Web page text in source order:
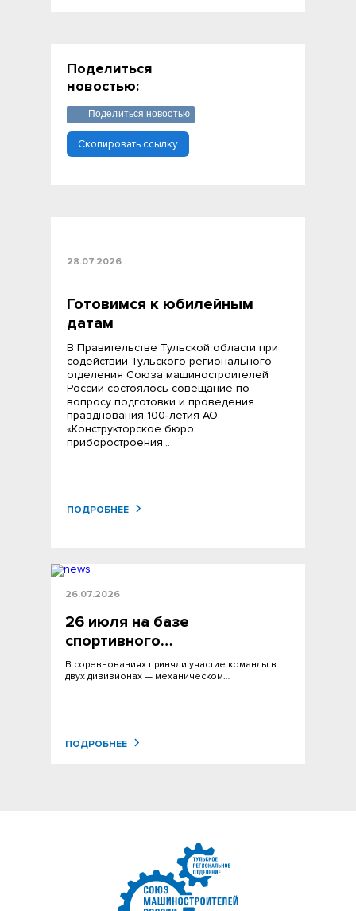
28.07.2026
Готовимся к юбилейным
датам
В Правительстве Тульской области при
содействии Тульского регионального
отделения Союза машиностроителей
России состоялось совещание по
вопросу подготовки и проведения
празднования 100‑летия АО
«Конструкторское бюро
приборостроения…
ПОДРОБНЕЕ
26.07.2026
26 июля на базе
спортивного…
В соревнованиях приняли участие команды в
двух дивизионах — механическом…
ПОДРОБНЕЕ
Поделиться
новостью:
Поделиться новостью
Скопировать ссылку